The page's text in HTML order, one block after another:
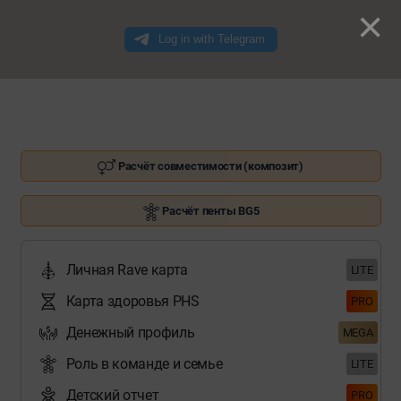
Расчёт совместимости (композит)
Расчёт пенты BG5
Личная Rave карта LITE
Карта здоровья PHS PRO
Денежный профиль MEGA
Роль в команде и семье LITE
Детский отчет PRO
×